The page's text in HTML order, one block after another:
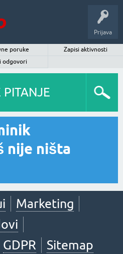
Prijava
poruke
Zapisi aktivnosti
odgovori
PITANJE
nije ništa
Marketing
GDPR Sitemap